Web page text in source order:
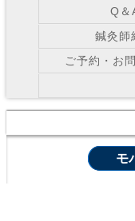
Q＆
鍼灸師
ご予約・お
モ